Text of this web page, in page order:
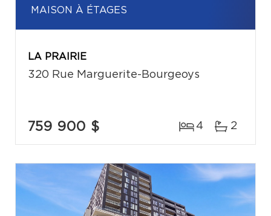
MAISON À ÉTAGES
LA PRAIRIE
320 Rue Marguerite-Bourgeoys
759 900 $ 4 2